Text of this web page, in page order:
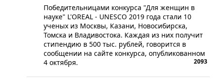
​Победительницами конкурса "Для женщин в
науке" L'OREAL - UNESCO 2019 года стали 10
ученых из Москвы, Казани, Новосибирска,
Томска и Владивостока. Каждая из них получит
стипендию в 500 тыс. рублей, говорится в
сообщении на сайте конкурса, опубликованном
4 октября.
2093